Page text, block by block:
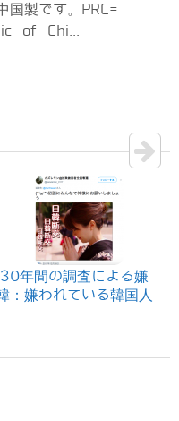
国製です。PRC=
of Chi...
30年間の調査による嫌
：嫌われている韓国人